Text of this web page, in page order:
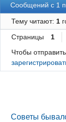
Сообщений с 1
Тему читают: 1
Страницы 1
Чтобы
Советы